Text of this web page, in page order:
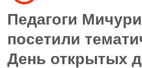
Педагоги
посетили
День открытых